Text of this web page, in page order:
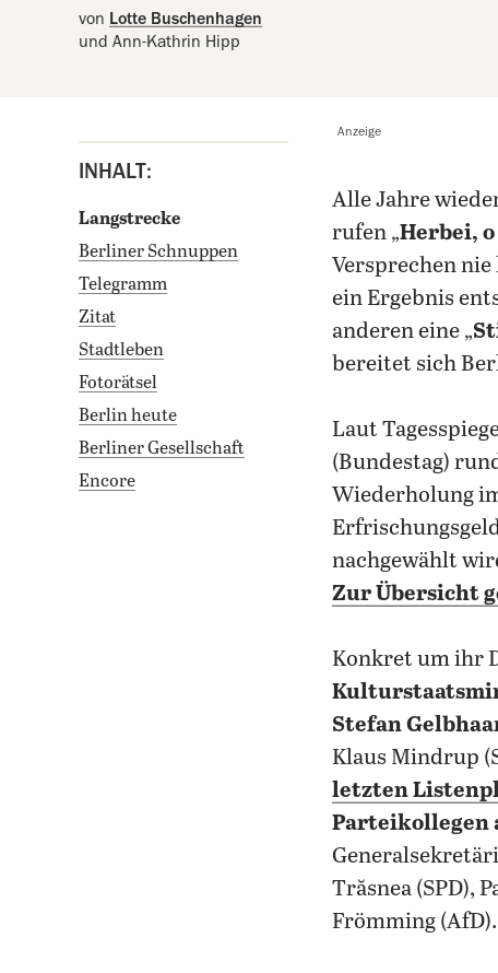
von Lotte Buschenhagen
und Ann-Kathrin Hipp
INHALT:
Langstrecke
Berliner Schnuppen
Telegramm
Zitat
Stadtleben
Fotorätsel
Berlin heute
Berliner Gesellschaft
Encore
Anzeige
alle Jahre
rufen „Herbei,
Versprechen
ein Ergebnis
anderen eine „
bereitet sich
Laut
(Bundestag)
Wiederholung
nachgewählt
Zur Übersicht
Konkret um ihr
Stefan
Klaus Mindrup
letzten
Parteikollegen
Trăsnea (SPD),
Frömming (AfD).